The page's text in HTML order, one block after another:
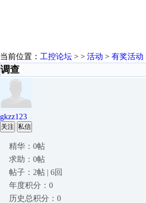
当前位置： 工控论坛 > > 活动 > 有奖活动
调查
gkzz123
关注 私信
精华：0帖
求助：0帖
帖子：2帖 | 6回
年度积分：0
历史总积分：0